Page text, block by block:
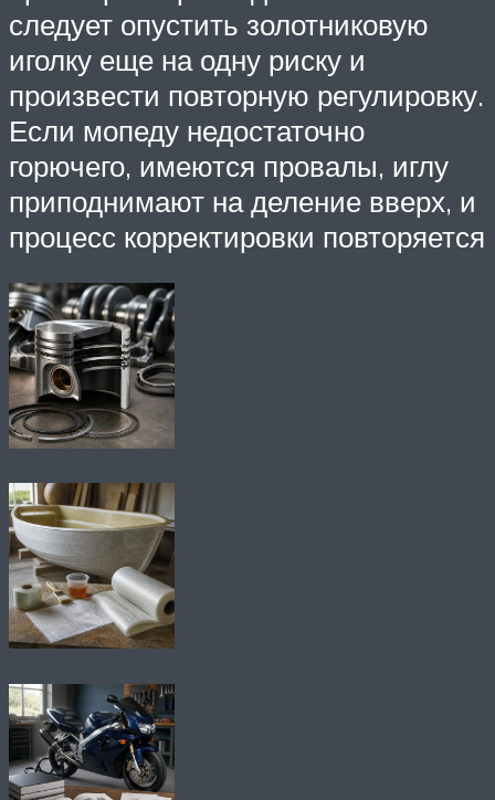
следует опустить золотниковую
иголку еще на одну риску и
произвести повторную регулировку.
Если мопеду недостаточно
горючего, имеются провалы, иглу
приподнимают на деление вверх, и
процесс корректировки повторяется